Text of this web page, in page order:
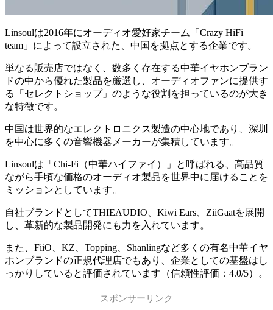
Linsoulは2016年にオーディオ愛好家チーム「Crazy HiFi
team」によって設立された、中国を拠点とする企業です。
単なる販売店ではなく、数多く存在する中華イヤホンブラン
ドの中から優れた製品を厳選し、オーディオファンに提供す
る「セレクトショップ」のような役割を担っているのが大き
な特徴です。
中国は世界的なエレクトロニクス製造の中心地であり、深圳
を中心に多くの音響機器メーカーが集積しています。
Linsoulは「Chi-Fi（中華ハイファイ）」と呼ばれる、高品質
ながら手頃な価格のオーディオ製品を世界中に届けることを
ミッションとしています。
自社ブランドとしてTHIEAUDIO、Kiwi Ears、ZiiGaatを展開
し、革新的な製品開発にも力を入れています。
また、FiiO、KZ、Topping、Shanlingなど多くの有名中華イヤ
ホンブランドの正規代理店でもあり、企業としての基盤はし
っかりしていると評価されています（信頼性評価：4.0/5）。
スポンサーリンク